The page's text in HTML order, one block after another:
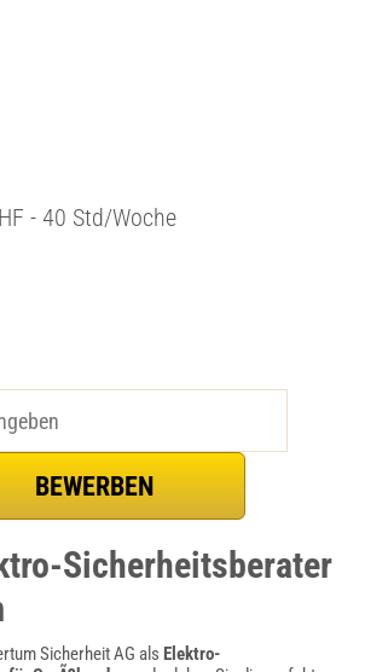
- 40 Std/Woche
Sicherheitsberater
Sicherheit AG als Elektro-